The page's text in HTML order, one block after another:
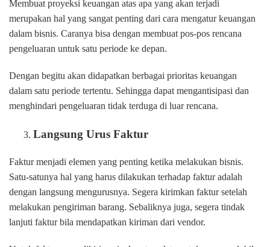
Membuat proyeksi keuangan atas apa yang akan terjadi
merupakan hal yang sangat penting dari cara mengatur keuangan
dalam bisnis. Caranya bisa dengan membuat pos-pos rencana
pengeluaran untuk satu periode ke depan.
Dengan begitu akan didapatkan berbagai prioritas keuangan
dalam satu periode tertentu. Sehingga dapat mengantisipasi dan
menghindari pengeluaran tidak terduga di luar rencana.
Langsung Urus Faktur
Faktur menjadi elemen yang penting ketika melakukan bisnis.
Satu-satunya hal yang harus dilakukan terhadap faktur adalah
dengan langsung mengurusnya. Segera kirimkan faktur setelah
melakukan pengiriman barang. Sebaliknya juga, segera tindak
lanjuti faktur bila mendapatkan kiriman dari vendor.